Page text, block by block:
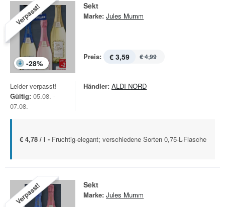
Verpasst!
-28%
Sekt
Marke: Jules Mumm
Preis: € 3,59 € 4,99
Leider verpasst!
Gültig: 05.08. -
07.08.
Händler: ALDI NORD
€ 4,78 / l - Fruchtig-elegant; verschiedene Sorten 0,75-L-Flasche
Verpasst! Sekt
Marke: Jules Mumm